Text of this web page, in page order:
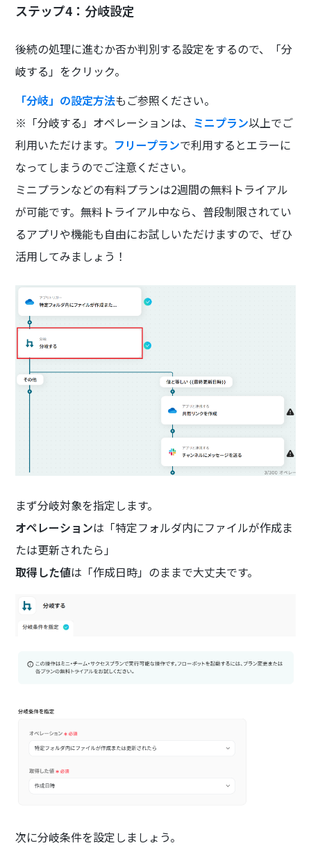
ステップ4：分岐設定
後続の処理に進むか否か判別する設定をするので、「分
岐する」をクリック。
「分岐」の設定方法もご参照ください。
※「分岐する」オペレーションは、 ミニプラン以上でご
利用いただけます。 フリープランで利用するとエラーに
なってしまうのでご注意ください。
ミニプランなどの有料プランは2週間の無料トライアル
が可能です。無料トライアル中なら、普段制限されてい
るアプリや機能も自由にお試しいただけますので、ぜひ
活用してみましょう！
まず分岐対象を指定します。
オペレーションは「特定フォルダ内にファイルが作成ま
たは更新されたら」
取得した値は「作成日時」のままで大丈夫です。
次に分岐条件を設定しましょう。